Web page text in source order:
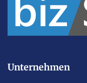
Unternehmen